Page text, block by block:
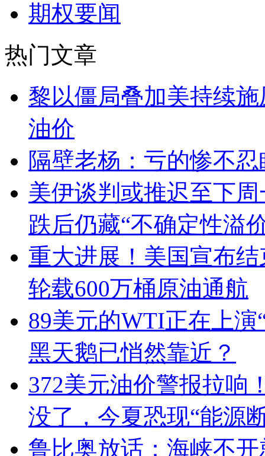
期权要闻
热门文章
黎以僵局叠加美持续
油价
隔壁老杨：亏的惨不
美伊谈判或推迟至下
跌后仍藏“不确定性溢
重大进展！美国宣布
轮载600万桶原油通航
89美元的WTI正在上
黑天鹅已悄然靠近？
372美元油价警报拉响
没了，今夏恐现“能源
鲁比奥放话：海峡不